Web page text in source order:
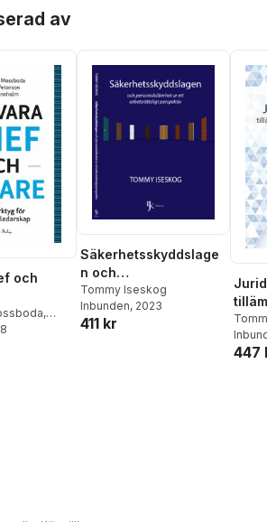
av
och
,
Totalt antal röster:
Säkerhetsskyddslage
n och
personalsäkerhet ur
ett arbetsrättsligt
perspektiv
Tommy Iseskog
Inbunden, 2023
411 kr
447